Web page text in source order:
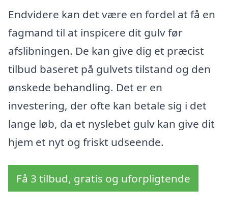
Endvidere kan det være en fordel at få en
fagmand til at inspicere dit gulv før
afslibningen. De kan give dig et præcist
tilbud baseret på gulvets tilstand og den
ønskede behandling. Det er en
investering, der ofte kan betale sig i det
lange løb, da et nyslebet gulv kan give dit
hjem et nyt og friskt udseende.
Få 3 tilbud, gratis og uforpligtende